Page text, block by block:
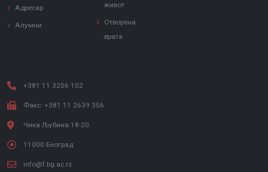
Адресар
Алумни
живот
Отворена
врата
+381 11 3206 102
Факс: +381 11 2639 356
Чика Љубина 18-20
11000 Београд
info@f.bg.ac.rs